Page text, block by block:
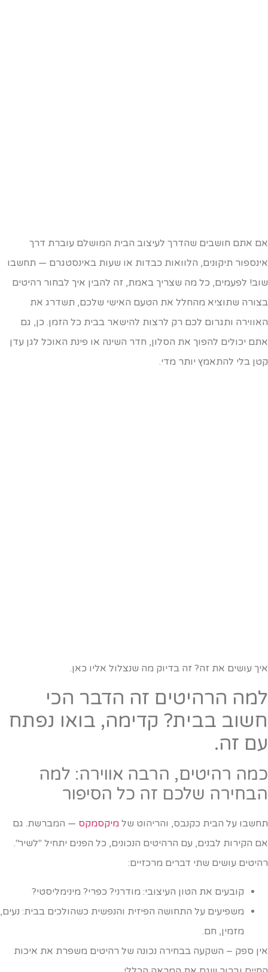
אתם חושבים שהדרך לעיצוב הבית המושלם עוברת דרך
תיקונים, הלוואות כבדות או שעות באינסטגרם — תחשבו
לפעמים, כל מה שצריך באמת, זה להבין איך לבחור רהיטים
שתוציא מהחלל את הטעם האישי שלכם, תשדרג את
ותגרום לכם רק לרצות להישאר בבית כל הזמן. כן, גם
יכולים להפוך את הסלון, חדר השינה או פינת האוכל לגן עדן
בלי להתאמץ יותר מדי.
עושים את זה? זה בדיוק מה שנצלול אליו כאן.
הרהיטים זה הדבר הכי
בבית? קדימה, בואו נפתח
זה.
רהיטים, הרבה אווירה: למה
שלכם זה כל הסיפור
על הבית כקנבס, והריהוט שלמיקסמקס— המברשת. גם
הקירות לבנים, עם הרהיטים הנכונים, כל הפנים יתחיל "לשיר".
עושים שתי דברים מרכזיים:
קובעים את הטון העיצובי: מודרני? כפרי? מינימליסטי?
משפיעים על התחושה הפיזית והנפשית כשהולכים בבית: נעים,
מזמין, חם.
ספק – השקעה בבחירה נכונה של רהיטים משפרת את איכות